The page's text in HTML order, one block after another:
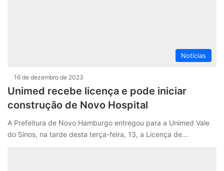
Notícias
16 de dezembro de 2023
Unimed recebe licença e pode iniciar
construção de Novo Hospital
A Prefeitura de Novo Hamburgo entregou para a Unimed Vale
do Sinos, na tarde desta terça-feira, 13, a Licença de…